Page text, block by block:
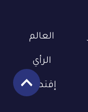
العالم
الرأي
إقتصاد